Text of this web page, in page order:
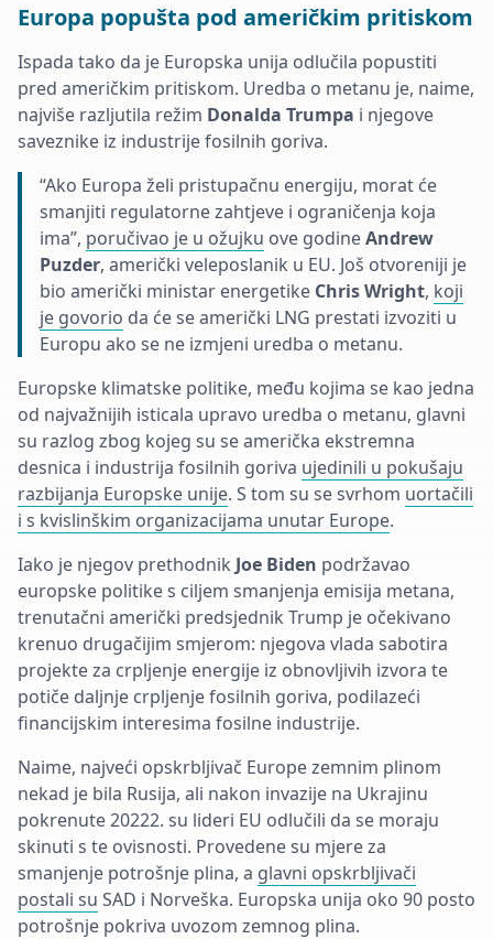
Europa popušta pod američkim pritiskom
Ispada tako da je Europska unija odlučila popustiti
pred američkim pritiskom. Uredba o metanu je, naime,
najviše razljutila režim Donalda Trumpa i njegove
saveznike iz industrije fosilnih goriva.
“Ako Europa želi pristupačnu energiju, morat će
smanjiti regulatorne zahtjeve i ograničenja koja
ima”, poručivao je u ožujku ove godineAndrew
Puzder, američki veleposlanik u EU. Još otvoreniji je
bio američki ministar energetike Chris Wright, koji
je govorio da će se američki LNG prestati izvoziti u
Europu ako se ne izmjeni uredba o metanu.
Europske klimatske politike, među kojima se kao jedna
od najvažnijih isticala upravo uredba o metanu, glavni
su razlog zbog kojeg su se američka ekstremna
desnica i industrija fosilnih goriva ujedinili u pokušaju
razbijanja Europske unije. S tom su se svrhom uortačili
i s kvislinškim organizacijama unutar Europe.
Iako je njegov prethodnik Joe Biden podržavao
europske politike s ciljem smanjenja emisija metana,
trenutačni američki predsjednik Trump je očekivano
krenuo drugačijim smjerom: njegova vlada sabotira
projekte za crpljenje energije iz obnovljivih izvora te
potiče daljnje crpljenje fosilnih goriva, podilazeći
financijskim interesima fosilne industrije.
Naime, najveći opskrbljivač Europe zemnim plinom
nekad je bila Rusija, ali nakon invazije na Ukrajinu
pokrenute 20222. su lideri EU odlučili da se moraju
skinuti s te ovisnosti. Provedene su mjere za
smanjenje potrošnje plina, a glavni opskrbljivači
postali su SAD i Norveška. Europska unija oko 90 posto
potrošnje pokriva uvozom zemnog plina.